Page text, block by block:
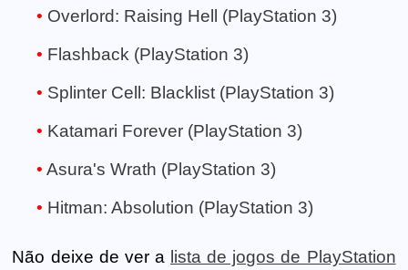
Overlord: Raising Hell (PlayStation 3)
Flashback (PlayStation 3)
Splinter Cell: Blacklist (PlayStation 3)
Katamari Forever (PlayStation 3)
Asura's Wrath (PlayStation 3)
Hitman: Absolution (PlayStation 3)
Não deixe de ver a lista de jogos de PlayStation